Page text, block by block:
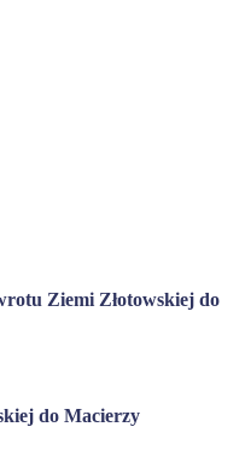
Ziemi Złotowskiej do
do Macierzy